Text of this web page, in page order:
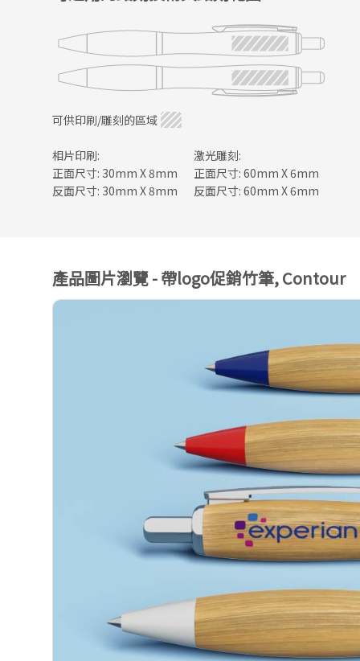
可供印刷/雕刻的區域
相片印刷:
正面尺寸: 30mm X 8mm
反面尺寸: 30mm X 8mm
激光雕刻:
正面尺寸: 60mm X 6mm
反面尺寸: 60mm X 6mm
產品圖片瀏覽 - 帶logo促銷竹筆, Contour